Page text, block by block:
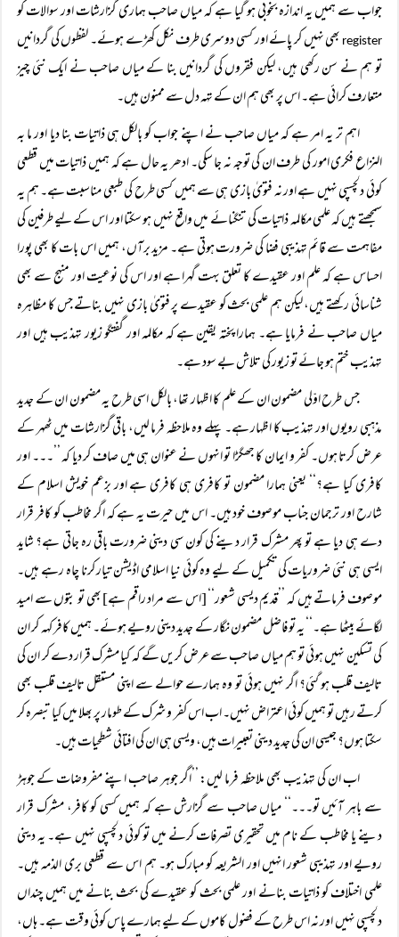
جواب سے ہمیں یہ اندازہ بخوبی ہو گیا ہے کہ میاں صاحب ہماری گزارشات اور سوالات کو
register بھی نہیں کر پائے اور کسی دوسری طرف نکل کھڑے ہوئے۔ لفظوں کی گردانیں
تو ہم نے سن رکھی ہیں، لیکن فقروں کی گردانیں بنا کے میاں صاحب نے ایک نئی چیز
متعارف کرائی ہے۔ اس پر بھی ہم ان کے تہہ دل سے ممنون ہیں۔
اہم تر یہ امر ہے کہ میاں صاحب نے اپنے جواب کو بالکل ہی ذاتیات بنا دیا اور ما بہ
النزاع فکری امور کی طرف ان کی توجہ نہ جا سکی۔ ادھر یہ حال ہے کہ ہمیں ذاتیات میں قطعی
کوئی دلچسپی نہیں ہے اور نہ فتویٰ بازی ہی سے ہمیں کسی طرح کی طبعی مناسبت ہے۔ ہم یہ
سمجھتے ہیں کہ علمی مکالمہ ذاتیات کی تنگنائے میں واقع نہیں ہو سکتا اور اس کے لیے طرفین کی
مفاہمت سے قائم تہذیبی فضا کی ضرورت ہوتی ہے۔ مزید برآں، ہمیں اس بات کا بھی پورا
احساس ہے کہ علم اور عقیدے کا تعلق بہت گہرا ہے اور اس کی نوعیت اور منہج سے بھی
شناسائی رکھتے ہیں، لیکن ہم علمی بحث کو عقیدے پر فتویٰ بازی نہیں بناتے جس کا مظاہرہ
میاں صاحب نے فرمایا ہے۔ ہمارا پختہ یقین ہے کہ مکالمہ اور گفتگو زیور تہذیب ہیں اور
تہذیب ختم ہو جائے تو زیور کی تلاش بے سود ہے۔
جس طرح اوّلی مضمون ان کے علم کا اظہار تھا، بالکل اسی طرح یہ مضمون ان کے جدید
مذہبی رویوں اور تہذیب کا اظہار ہے۔ پہلے وہ ملاحظہ فرما لیں، باقی گزارشات میں ٹھہر کے
عرض کرتا ہوں۔ کفر و ایمان کا جھگڑا تو انہوں نے عنوان ہی میں صاف کر دیا کہ ’’۔۔۔ اور
کافری کیا ہے؟‘‘ یعنی ہمارا مضمون تو کافری ہی کافری ہے اور بزعم خویش اسلام کے
شارح اور ترجمان جناب موصوف خود ہیں۔ اس میں حیرت یہ ہے کہ اگر مخاطب کو کافر قرار
دے ہی دیا ہے تو پھر مشرک قرار دینے کی کون سی دینی ضرورت باقی رہ جاتی ہے؟ شاید
ایسی ہی نئی ضروریات کی تکمیل کے لیے وہ کوئی نیا اسلامی اڈیشن تیار کرنا چاہ رہے ہیں۔
موصوف فرماتے ہیں کہ ’’قدیم دیسی شعور‘‘ [اس سے مراد راقم ہے] بھی تو بتوں سے امید
لگائے بیٹھا ہے۔‘‘ یہ تو فاضل مضمون نگار کے جدید دینی رویے ہوئے۔ ہمیں کافر کہہ کر ان
کی تسکین نہیں ہوئی تو ہم میاں صاحب سے عرض کریں گے کہ کیا مشرک قرار دے کر ان کی
تالیف قلب ہو گئی؟ اگر نہیں ہوئی تو وہ ہمارے حوالے سے اپنی مستقل تالیف قلب بھی
کرتے رہیں تو ہمیں کوئی اعتراض نہیں۔ اب اس کفر و شرک کے طومار پر بھلا میں کیا تبصرہ کر
سکتا ہوں؟ جیسی ان کی جدید دینی تعبیرات ہیں، ویسی ہی ان کی افتائی شطحیات ہیں۔
اب ان کی تہذیب بھی ملاحظہ فرما لیں: ’’اگر جوہر صاحب اپنے مفروضات کے جوہڑ
سے باہر آئیں تو۔۔۔‘‘ میاں صاحب سے گزارش ہے کہ ہمیں کسی کو کافر، مشرک قرار
دینے یا مخاطب کے نام میں تحقیری تصرفات کرنے میں تو کوئی دلچسپی نہیں ہے۔ یہ دینی
رویے اور تہذیبی شعور انہیں اور الشریعہ کو مبارک ہو۔ ہم اس سے قطعی بری الذمہ ہیں۔
علمی اختلاف کو ذاتیات بنانے اور علمی بحث کو عقیدے کی بحث بنانے میں ہمیں چنداں
دلچسپی نہیں اور نہ اس طرح کے فضول کاموں کے لیے ہمارے پاس کوئی وقت ہے۔ ہاں،